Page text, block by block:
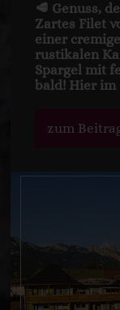
🥩 Genuss,
Zartes Filet
einer
rustikalen
Spargel mit
bald! Hier im
zum